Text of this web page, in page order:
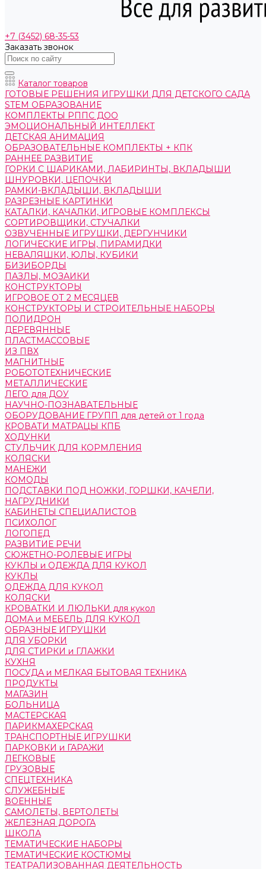
+7 (3452) 68-35-53
Заказать звонок
Каталог товаров
ГОТОВЫЕ РЕШЕНИЯ ИГРУШКИ ДЛЯ ДЕТСКОГО САДА
STEM ОБРАЗОВАНИЕ
КОМПЛЕКТЫ РППС ДОО
ЭМОЦИОНАЛЬНЫЙ ИНТЕЛЛЕКТ
ДЕТСКАЯ АНИМАЦИЯ
ОБРАЗОВАТЕЛЬНЫЕ КОМПЛЕКТЫ + КПК
РАННЕЕ РАЗВИТИЕ
ГОРКИ С ШАРИКАМИ, ЛАБИРИНТЫ, ВКЛАДЫШИ
ШНУРОВКИ, ЦЕПОЧКИ
РАМКИ-ВКЛАДЫШИ, ВКЛАДЫШИ
РАЗРЕЗНЫЕ КАРТИНКИ
КАТАЛКИ, КАЧАЛКИ, ИГРОВЫЕ КОМПЛЕКСЫ
СОРТИРОВЩИКИ, СТУЧАЛКИ
ОЗВУЧЕННЫЕ ИГРУШКИ, ДЕРГУНЧИКИ
ЛОГИЧЕСКИЕ ИГРЫ, ПИРАМИДКИ
НЕВАЛЯШКИ, ЮЛЫ, КУБИКИ
БИЗИБОРДЫ
ПАЗЛЫ, МОЗАИКИ
КОНСТРУКТОРЫ
ИГРОВОЕ ОТ 2 МЕСЯЦЕВ
КОНСТРУКТОРЫ И СТРОИТЕЛЬНЫЕ НАБОРЫ
ПОЛИДРОН
ДЕРЕВЯННЫЕ
ПЛАСТМАССОВЫЕ
ИЗ ПВХ
МАГНИТНЫЕ
РОБОТОТЕХНИЧЕСКИЕ
МЕТАЛЛИЧЕСКИЕ
ЛЕГО для ДОУ
НАУЧНО-ПОЗНАВАТЕЛЬНЫЕ
ОБОРУДОВАНИЕ ГРУПП для детей от 1 года
КРОВАТИ МАТРАЦЫ КПБ
ХОДУНКИ
СТУЛЬЧИК ДЛЯ КОРМЛЕНИЯ
КОЛЯСКИ
МАНЕЖИ
КОМОДЫ
ПОДСТАВКИ ПОД НОЖКИ, ГОРШКИ, КАЧЕЛИ,
НАГРУДНИКИ
КАБИНЕТЫ СПЕЦИАЛИСТОВ
ПСИХОЛОГ
ЛОГОПЕД
РАЗВИТИЕ РЕЧИ
СЮЖЕТНО-РОЛЕВЫЕ ИГРЫ
КУКЛЫ и ОДЕЖДА ДЛЯ КУКОЛ
КУКЛЫ
ОДЕЖДА ДЛЯ КУКОЛ
КОЛЯСКИ
КРОВАТКИ И ЛЮЛЬКИ для кукол
ДОМА и МЕБЕЛЬ ДЛЯ КУКОЛ
ОБРАЗНЫЕ ИГРУШКИ
ДЛЯ УБОРКИ
ДЛЯ СТИРКИ и ГЛАЖКИ
КУХНЯ
ПОСУДА и МЕЛКАЯ БЫТОВАЯ ТЕХНИКА
ПРОДУКТЫ
МАГАЗИН
БОЛЬНИЦА
МАСТЕРСКАЯ
ПАРИКМАХЕРСКАЯ
ТРАНСПОРТНЫЕ ИГРУШКИ
ПАРКОВКИ и ГАРАЖИ
ЛЕГКОВЫЕ
ГРУЗОВЫЕ
СПЕЦТЕХНИКА
СЛУЖЕБНЫЕ
ВОЕННЫЕ
САМОЛЕТЫ, ВЕРТОЛЕТЫ
ЖЕЛЕЗНАЯ ДОРОГА
ШКОЛА
ТЕМАТИЧЕСКИЕ НАБОРЫ
ТЕМАТИЧЕСКИЕ КОСТЮМЫ
ТЕАТРАЛИЗОВАННАЯ ДЕЯТЕЛЬНОСТЬ